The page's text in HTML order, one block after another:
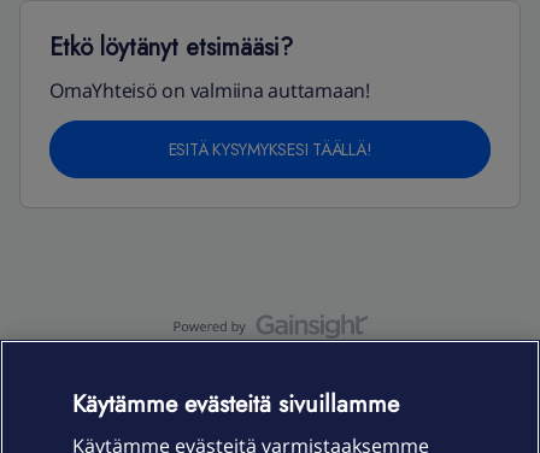
Etkö löytänyt etsimääsi?
OmaYhteisö on valmiina auttamaan!
ESITÄ KYSYMYKSESI TÄÄLLÄ!
Käytämme evästeitä sivuillamme
Käytämme evästeitä varmistaaksemme